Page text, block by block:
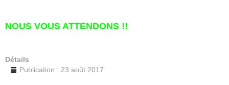
NOUS VOUS ATTENDONS !!
Détails
Publication : 23 août 2017